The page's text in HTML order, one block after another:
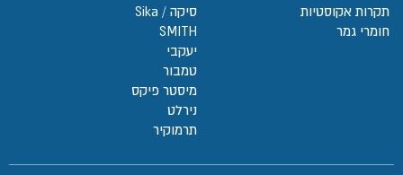
תקרות אקוסטיות
חומרי גמר
סיקה / Sika
SMITH
יעקבי
טמבור
מיסטר פיקס
נירלט
תרמוקיר